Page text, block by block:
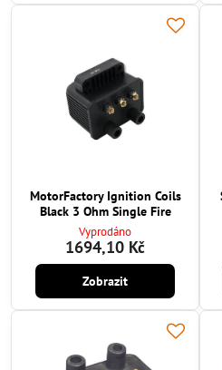
MotorFactory Ignition Coils
Black 3 Ohm Single Fire
Vyprodáno
1694,10 Kč
Zobrazit